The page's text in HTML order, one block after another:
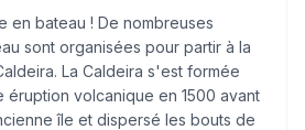
en bateau ! De nombreuses
sont organisées pour partir à la
La Caldeira s'est formée
éruption volcanique en 1500 avant
île et dispersé les bouts de